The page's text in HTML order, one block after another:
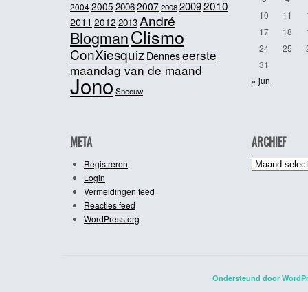
20042005 20062007200820092010
2011 2012 2013André
BlogmanClismo
ConXiesquiz Denneseerste
maandag van de maand
JonoSneeuw
10
11
17
18
24
25
31
« jun
META
Registreren
Login
Vermeldingen feed
Reacties feed
WordPress.org
ARCHIEF
Archief
Ondersteund door